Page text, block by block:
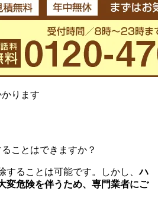
ります
ことはできますか？
することは可能です。しかし、ハ
変危険を伴うため、専門業者にご